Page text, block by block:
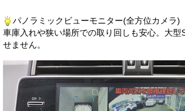
パノラミックビューモニター(全方位カメラ)
車庫入れや狭い場所での取り回しも安心。大型
せません。